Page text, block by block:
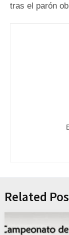
tras el parón
Related